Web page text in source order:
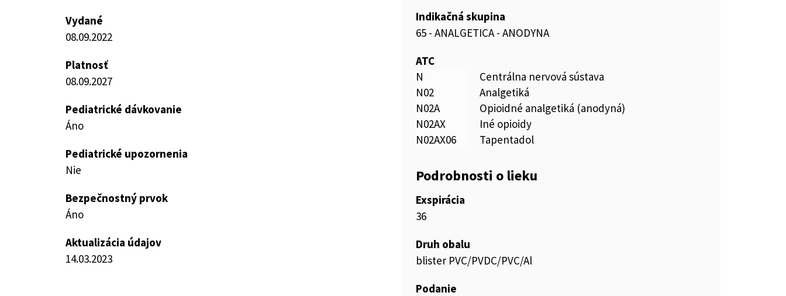
Vydané
08.09.2022
Platnosť
08.09.2027
Pediatrické dávkovanie
Áno
Pediatrické upozornenia
Nie
Bezpečnostný prvok
Áno
Aktualizácia údajov
14.03.2023
Indikačná skupina
65 - ANALGETICA - ANODYNA
ATC
N
Centrálna nervová sústava
N02
Analgetiká
N02A
Opioidné analgetiká (anodyná)
N02AX
Iné opioidy
N02AX06
Tapentadol
Podrobnosti o lieku
Exspirácia
36
Druh obalu
blister PVC/PVDC/PVC/Al
Podanie